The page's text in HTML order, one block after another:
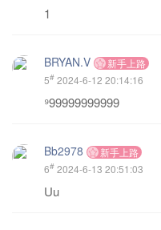
1
BRYAN.V
新手上路
5# 2024-6-12 20:14:16
⁹99999999999
Bb2978
新手上路
6# 2024-6-13 20:51:03
Uu